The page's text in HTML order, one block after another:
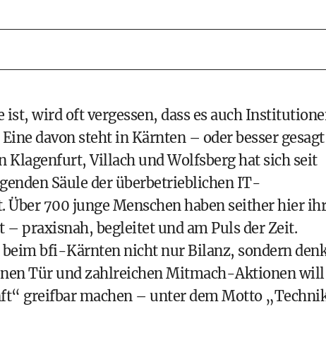
ist, wird oft vergessen, dass es auch
davon steht in Kärnten – oder besser
Villach und Wolfsberg hat sich seit
Säule der überbetrieblichen IT-
700 junge Menschen haben seither hier
praxisnah, begleitet und am Puls der Zeit.
bfi-Kärnten nicht nur Bilanz, sondern
Tür und zahlreichen Mitmach-Aktionen will
greifbar machen – unter dem Motto